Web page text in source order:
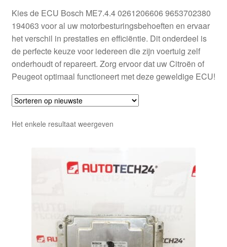
Winkelwagen
Kies de ECU Bosch ME7.4.4 0261206606 9653702380
194063 voor al uw motorbesturingsbehoeften en ervaar
het verschil in prestaties en efficiëntie. Dit onderdeel is
de perfecte keuze voor iedereen die zijn voertuig zelf
onderhoudt of repareert. Zorg ervoor dat uw Citroën of
Peugeot optimaal functioneert met deze geweldige ECU!
Het enkele resultaat weergeven